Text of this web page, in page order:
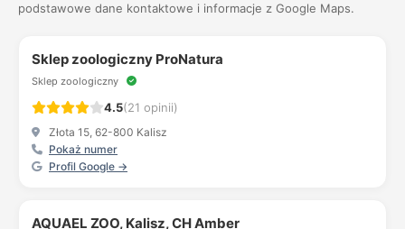
podstawowe dane kontaktowe i informacje z Google Maps.
Sklep zoologiczny ProNatura
Sklep zoologiczny
4.5(21 opinii)
Złota 15, 62-800 Kalisz
Pokaż numer
Profil Google →
AQUAEL ZOO, Kalisz, CH Amber